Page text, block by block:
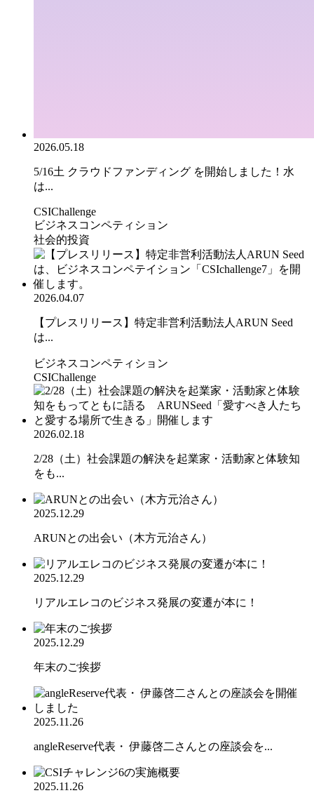
2026.05.18
5/16土 クラウドファンディング を開始しました！水
は...
CSIChallenge
ビジネスコンペティション
社会的投資
2026.04.07
【プレスリリース】特定非営利活動法人ARUN Seed
は...
ビジネスコンペティション
CSIChallenge
2026.02.18
2/28（土）社会課題の解決を起業家・活動家と体験知
をも...
2025.12.29
ARUNとの出会い（木方元治さん）
2025.12.29
リアルエレコのビジネス発展の変遷が本に！
2025.12.29
年末のご挨拶
2025.11.26
angleReserve代表・ 伊藤啓二さんとの座談会を...
2025.11.26